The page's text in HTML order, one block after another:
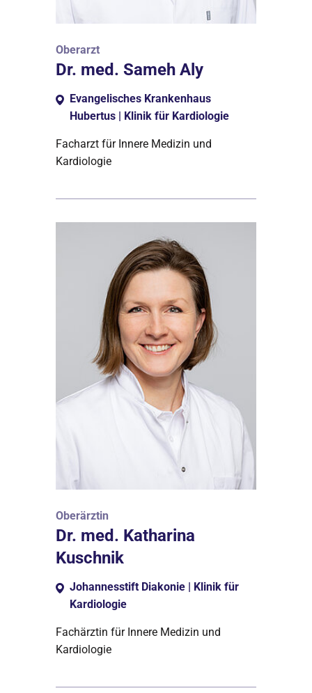
Oberarzt
Dr. med. Sameh Aly
Evangelisches Krankenhaus
Hubertus | Klinik für Kardiologie
Facharzt für Innere Medizin und
Kardiologie
Oberärztin
Dr. med. Katharina
Kuschnik
Johannesstift Diakonie | Klinik für
Kardiologie
Fachärztin für Innere Medizin und
Kardiologie